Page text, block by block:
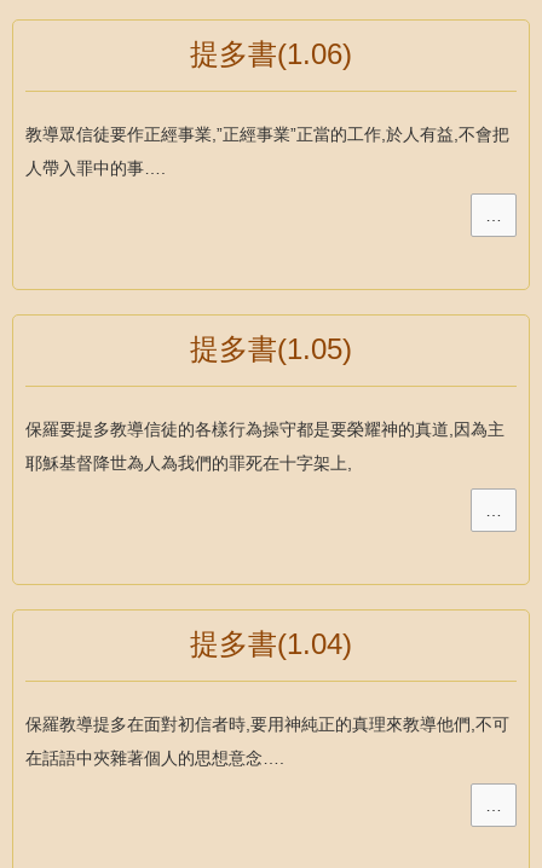
提多書(1.06)
教導眾信徒要作正經事業,”正經事業”正當的工作,於人有益,不會把
人帶入罪中的事….
…
提多書(1.05)
保羅要提多教導信徒的各樣行為操守都是要榮耀神的真道,因為主
耶穌基督降世為人為我們的罪死在十字架上,
…
提多書(1.04)
保羅教導提多在面對初信者時,要用神純正的真理來教導他們,不可
在話語中夾雜著個人的思想意念….
…